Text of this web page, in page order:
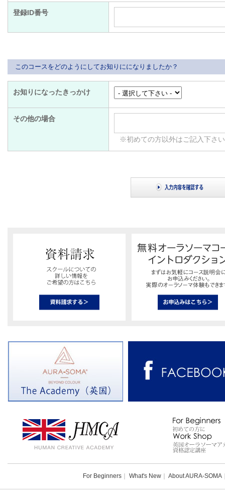
登録ID番号
このコースをどのようにしてお知りにになりましたか？
お知りになったきっかけ
その他の場合
※初めての方以外はご記入下さ
For Beginners What's New About AURA-SOMA